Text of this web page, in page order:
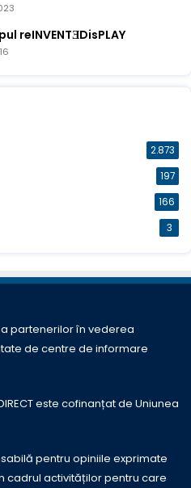
reINVENTƎDisPLAY
2.873
197
166
3
partenerilor în vederea
de centre de informare
este cofinanțat de Uniunea
pentru opiniile exprimate
cadrul activităților pentru care